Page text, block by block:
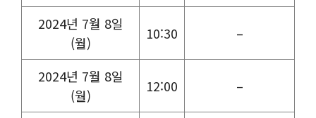
2024년 7월 8일
(월)
10:30 –
2024년 7월 8일
(월)
12:00 –